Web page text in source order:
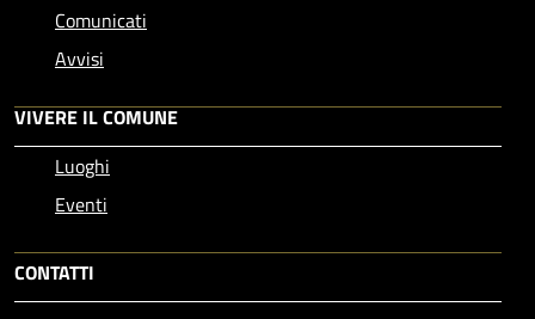
Comunicati
Avvisi
VIVERE IL COMUNE
Luoghi
Eventi
CONTATTI